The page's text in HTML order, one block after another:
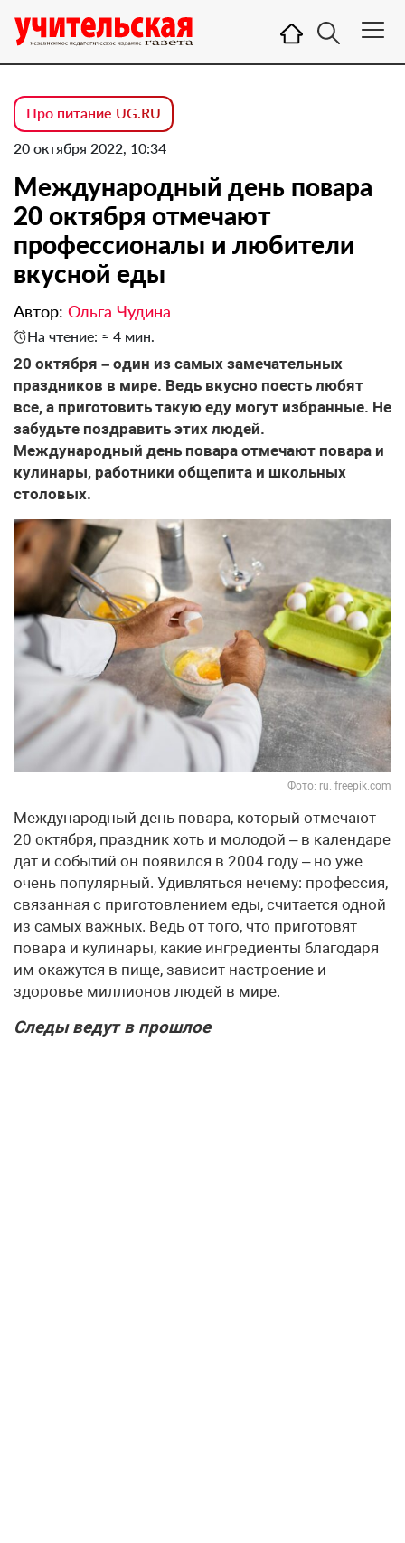
Про питание UG.RU
20 октября 2022, 10:34
Международный день повара
20 октября отмечают
профессионалы и любители
вкусной еды
Автор: Ольга Чудина
На чтение: ≈ 4 мин.
20 октября – один из самых замечательных
праздников в мире. Ведь вкусно поесть любят
все, а приготовить такую еду могут избранные. Не
забудьте поздравить этих людей.
Международный день повара отмечают повара и
кулинары, работники общепита и школьных
столовых.
Фото: ru. freepik.com
Международный день повара, который отмечают
20 октября, праздник хоть и молодой – в календаре
дат и событий он появился в 2004 году – но уже
очень популярный. Удивляться нечему: профессия,
связанная с приготовлением еды, считается одной
из самых важных. Ведь от того, что приготовят
повара и кулинары, какие ингредиенты благодаря
им окажутся в пище, зависит настроение и
здоровье миллионов людей в мире.
Следы ведут в прошлое